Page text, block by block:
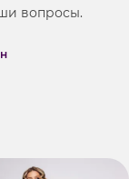
вопросы.